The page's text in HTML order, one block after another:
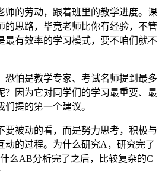
师的劳动，跟着班里的教学进度。课
的思路，毕竟老师比你有经验，不管
最有效率的学习模式，要不咱们就不
恐怕是教学专家、考试名师提到最多
？因为它对同学们的学习最重要、最
提的第一个建议。
要被动的看，而是努力思考，积极与
动的过程。为什么研究A，研究完了
么AB分析完了之后，比较复杂的C